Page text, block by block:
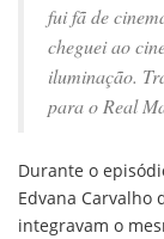
fui fã de
cheguei ao
iluminação.
para o Real
Durante o
Edvana Carvalho
integravam o